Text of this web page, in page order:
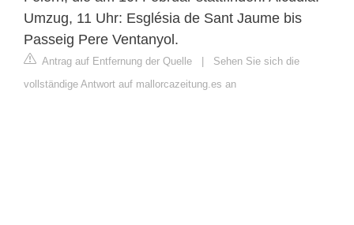
Umzug, 11 Uhr: Església de Sant Jaume bis
Passeig Pere Ventanyol.
Antrag auf Entfernung der Quelle | Sehen Sie sich die
vollständige Antwort auf mallorcazeitung.es an